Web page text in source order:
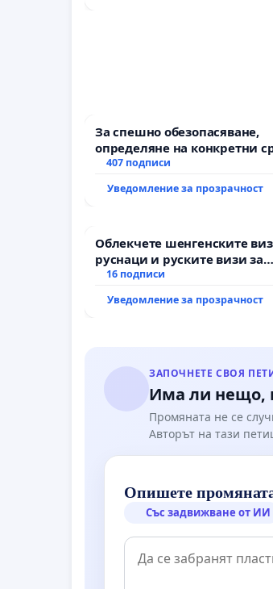
За спешно обезопасяване,
определяне на конкретни
и извършване на цялостна
републиканския път между
407 подписи
Уведомление за прозрачност
Облекчете шенгенските
руснаци и руските визи за
българи
16 подписи
Уведомление за прозрачност
ЗАПОЧНЕТЕ СВОЯ
Има ли нещо,
Промяната не се
Авторът на тази
Опишете
Със задвижване от ИИ